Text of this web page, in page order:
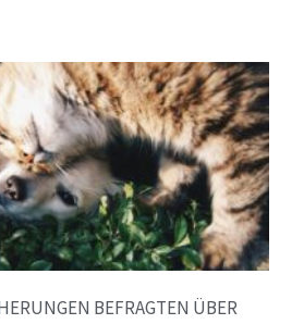
BEFRAGTEN ÜBER